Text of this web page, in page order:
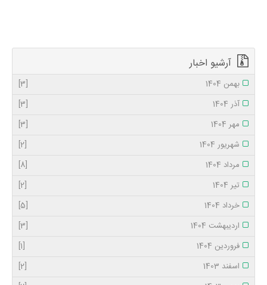
آرشیو اخبار
بهمن 1404
[3]
آذر 1404
[3]
مهر 1404
[3]
شهریور 1404
[2]
مرداد 1404
[8]
تیر 1404
[2]
خرداد 1404
[5]
اردیبهشت 1404
[3]
فروردین 1404
[1]
اسفند 1403
[2]